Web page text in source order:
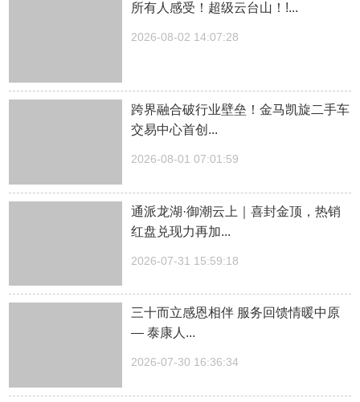
所有人感受！超级云台山！!...
2026-08-02 14:07:28
跨界融合破行业壁垒！金马凯旋二手车
交易中心首创...
2026-08-01 07:01:59
通派龙湖·御潮云上｜喜封金顶，热销
红盘兑现力再加...
2026-07-31 15:59:18
三十而立感恩相伴 服务回馈情暖中原
— 泰康人...
2026-07-30 16:36:34